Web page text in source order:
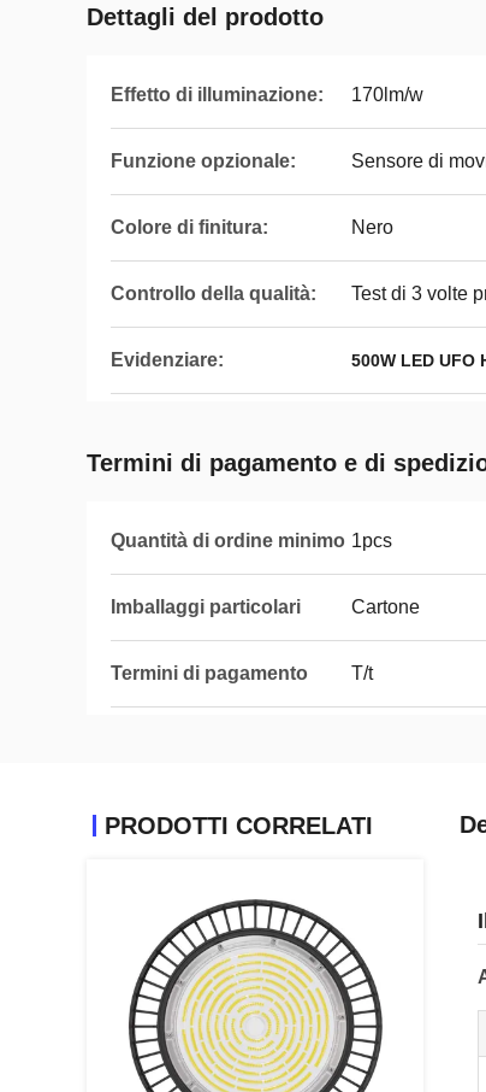
Dettagli del prodotto
Effetto di illuminazione: 170lm/w
Funzione opzionale: Sensore di
Colore di finitura: Nero
Controllo della qualità: Test di 3 volte
Evidenziare: 500W LED
Termini di pagamento e di
Quantità di ordine minimo 1pcs
Imballaggi particolari Cartone
Termini di pagamento T/t
PRODOTTI CORRELATI